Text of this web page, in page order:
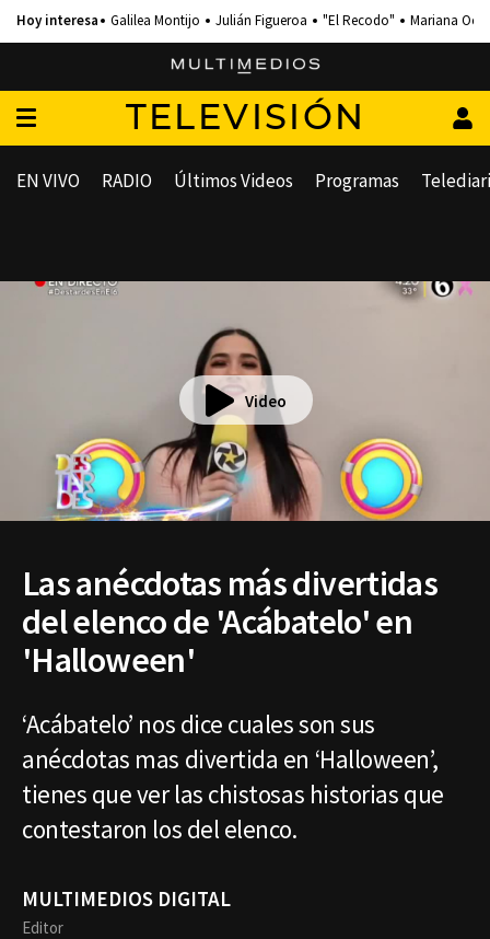
Galilea Montijo Julián Figueroa "El Recodo" Mariana
TELEVISIÓN
EN VIVO RADIO Últimos Videos Programas
Video
Las anécdotas más divertidas
del elenco de 'Acábatelo' en
'Halloween'
‘Acábatelo’ nos dice cuales son sus
anécdotas mas divertida en ‘Halloween’,
tienes que ver las chistosas historias que
contestaron los del elenco.
MULTIMEDIOS DIGITAL
Editor